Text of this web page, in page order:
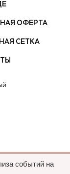
ОФЕРТА
СЕТКА
обл.,
событий на